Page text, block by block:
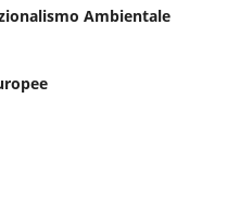
Ambientale